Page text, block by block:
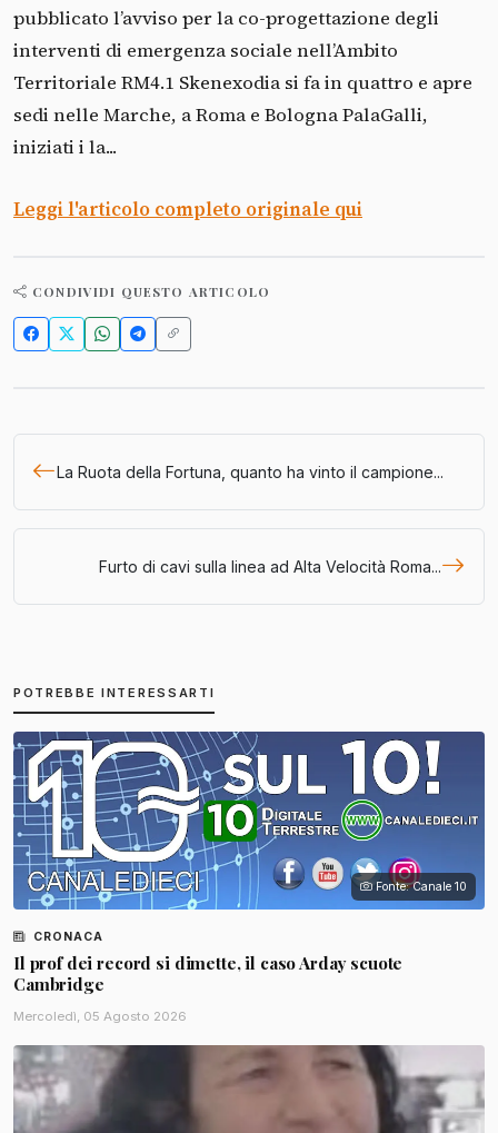
pubblicato l’avviso per la co-progettazione degli
interventi di emergenza sociale nell’Ambito
Territoriale RM4.1 Skenexodia si fa in quattro e apre
sedi nelle Marche, a Roma e Bologna PalaGalli,
iniziati i la...
Leggi l'articolo completo originale qui
CONDIVIDI QUESTO ARTICOLO
La Ruota della Fortuna, quanto ha vinto il campione...
Furto di cavi sulla linea ad Alta Velocità Roma...
POTREBBE INTERESSARTI
Fonte: Canale 10
CRONACA
Il prof dei record si dimette, il caso Arday scuote
Cambridge
Mercoledì, 05 Agosto 2026